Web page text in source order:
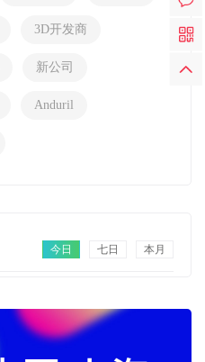
3D开发商
新公司
Anduril
今日 七日 本月